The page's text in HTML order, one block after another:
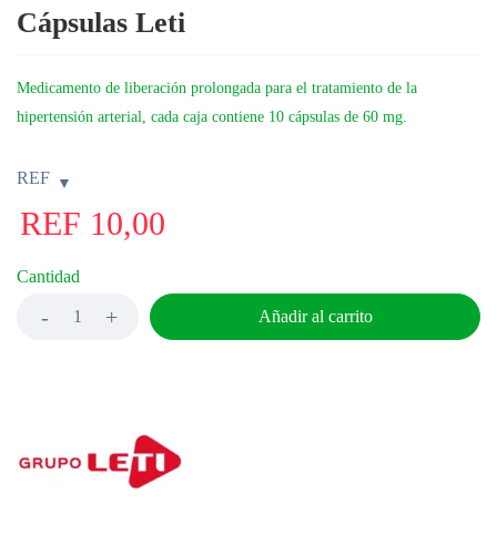
Cápsulas Leti
Medicamento de liberación prolongada para el tratamiento de la
hipertensión arterial, cada caja contiene 10 cápsulas de 60 mg.
REF
REF 10,00
Cantidad
Añadir al carrito